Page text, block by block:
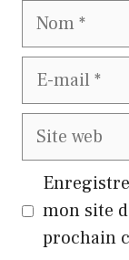
Nom
E-
Site
mon site
prochain